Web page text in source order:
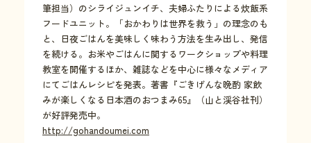
筆担当）のシライジュンイチ、夫婦ふたりによる炊飯系
フードユニット。「おかわりは世界を救う」の理念のも
と、日夜ごはんを美味しく味わう方法を生み出し、発信
を続ける。お米やごはんに関するワークショップや料理
教室を開催するほか、雑誌などを中心に様々なメディア
にてごはんレシピを発表。著書『ごきげんな晩酌 家飲
みが楽しくなる日本酒のおつまみ65』（山と渓谷社刊）
が好評発売中。
http://gohandoumei.com